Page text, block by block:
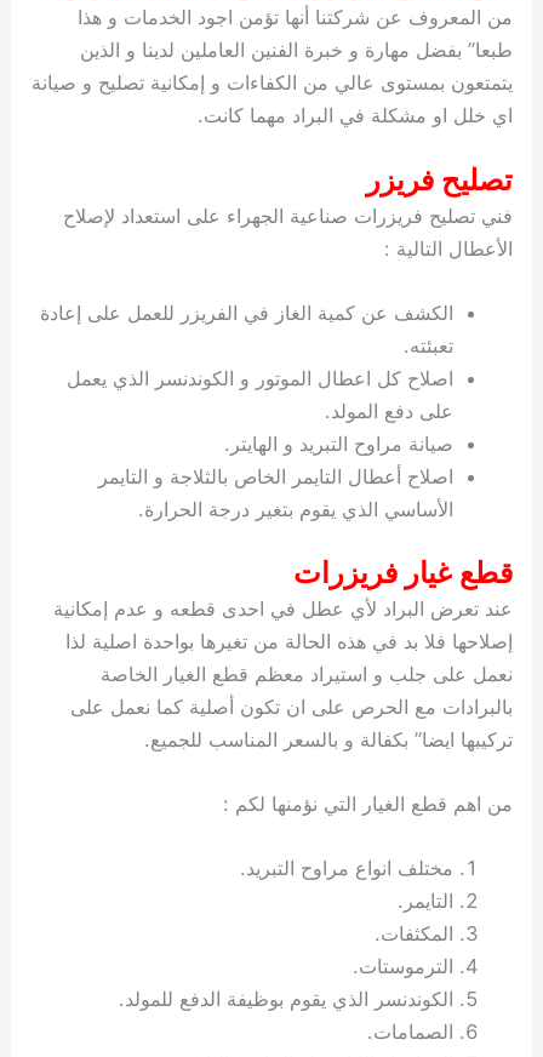
من المعروف عن شركتنا أنها تؤمن اجود الخدمات و هذا
طبعا” بفضل مهارة و خبرة الفنين العاملين لدينا و الذين
يتمتعون بمستوى عالي من الكفاءات و إمكانية تصليح و صيانة
اي خلل او مشكلة في البراد مهما كانت.
تصليح فريزر
فني تصليح فريزرات صناعية الجهراء على استعداد لإصلاح
الأعطال التالية :
الكشف عن كمية الغاز في الفريزر للعمل على إعادة
تعبئته.
اصلاح كل اعطال الموتور و الكوندنسر الذي يعمل
على دفع المولد.
صيانة مراوح التبريد و الهايتر.
اصلاح أعطال التايمر الخاص بالثلاجة و التايمر
الأساسي الذي يقوم بتغير درجة الحرارة.
قطع غيار فريزرات
عند تعرض البراد لأي عطل في احدى قطعه و عدم إمكانية
إصلاحها فلا بد في هذه الحالة من تغيرها بواحدة اصلية لذا
نعمل على جلب و استيراد معظم قطع الغيار الخاصة
بالبرادات مع الحرص على ان تكون أصلية كما نعمل على
تركيبها ايضا” بكفالة و بالسعر المناسب للجميع.
من اهم قطع الغيار التي نؤمنها لكم :
مختلف انواع مراوح التبريد.
التايمر.
المكثفات.
الترموستات.
الكوندنسر الذي يقوم بوظيفة الدفع للمولد.
الصمامات.